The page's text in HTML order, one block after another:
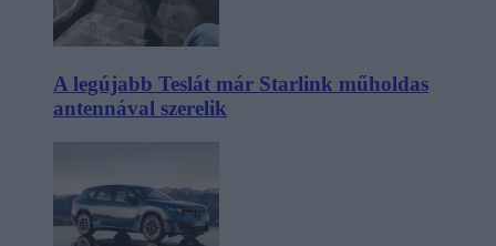
A legújabb Teslát már Starlink műholdas
antennával szerelik